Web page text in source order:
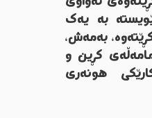
بە یەک
بیکڕێتەوە، بەمەش،
کڕین و
هونەری